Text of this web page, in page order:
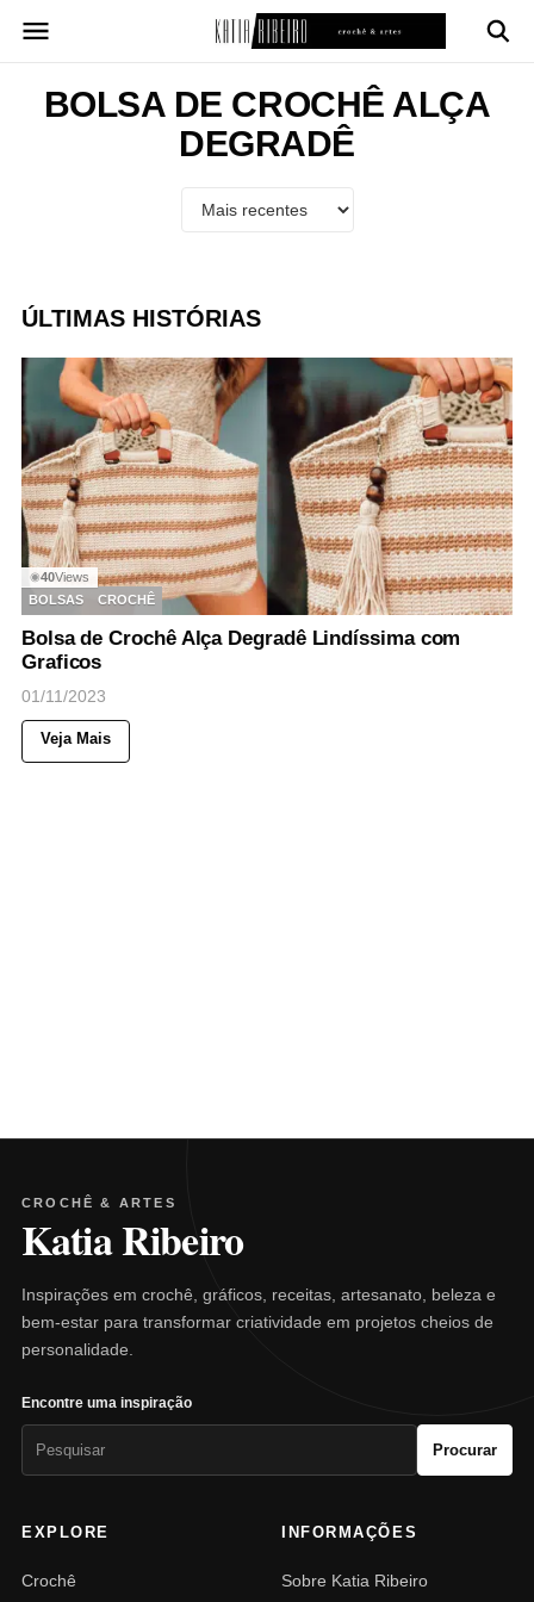
para
conteúdoBOLSA DE CROCHÊ ALÇA
DEGRADÊ
ÚLTIMAS HISTÓRIAS
◉40Views
BOLSAS
CROCHÊ
Bolsa de Crochê Alça Degradê Lindíssima com
Graficos
01/11/2023
Veja Mais
CROCHÊ & ARTES
Katia Ribeiro
Inspirações em crochê, gráficos, receitas, artesanato, beleza e
bem-estar para transformar criatividade em projetos cheios de
personalidade.
Encontre uma inspiração
Procurar
EXPLORE
Crochê
INFORMAÇÕES
Sobre Katia Ribeiro